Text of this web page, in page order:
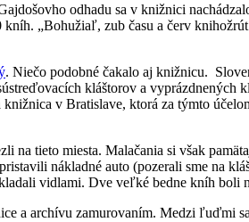
odhadu sa v knižnici
„Bohužiaľ, zub času a červ
. Niečo podobné čakalo aj knižnicu.
kláštorov a
v Bratislave, ktorá za týmto
na tieto miesta. Malačania si však
nákladné auto (pozerali sme na
vidlami. Dve veľké bedne kníh boli
a archívu zamurovaním. Medzi ľuďmi